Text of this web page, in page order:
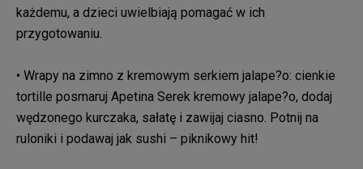
każdemu, a dzieci uwielbiają pomagać w ich
przygotowaniu.
• Wrapy na zimno z kremowym serkiem jalape?o: cienkie
tortille posmaruj Apetina Serek kremowy jalape?o, dodaj
wędzonego kurczaka, sałatę i zawijaj ciasno. Potnij na
ruloniki i podawaj jak sushi – piknikowy hit!